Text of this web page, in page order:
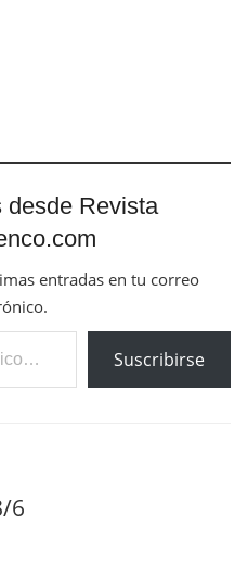
desde Revista
entradas en tu correo
Suscribirse
6